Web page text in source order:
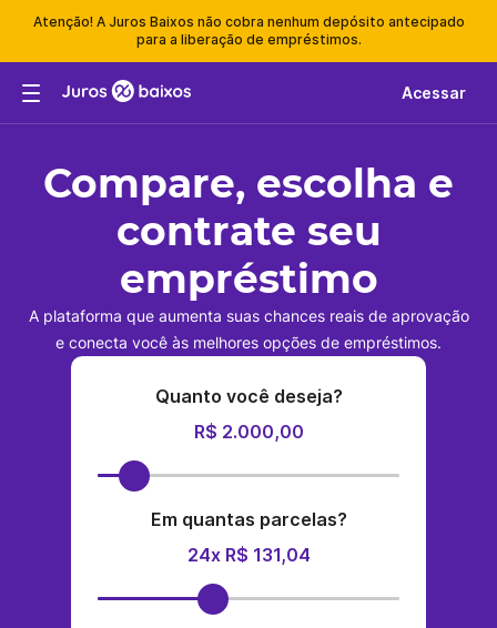
Atenção! A Juros Baixos não cobra nenhum depósito antecipado
para a liberação de empréstimos.
Acessar
Compare, escolha e
contrate seu
empréstimo
A plataforma que aumenta suas chances reais de aprovação
e conecta você às melhores opções de empréstimos.
Quanto você deseja?
R$ 2.000,00
Em quantas parcelas?
24x R$ 131,04